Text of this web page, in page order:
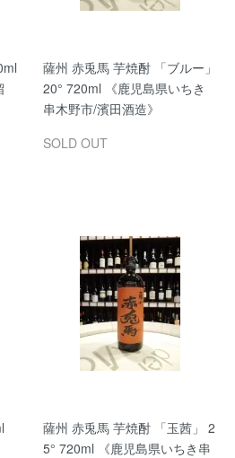
薩州 赤兎馬 芋焼酎 「ブルー」
20° 720ml 《鹿児島県いちき
串木野市/濱田酒造》
SOLD OUT
薩州 赤兎馬 芋焼酎 「玉茜」 2
5° 720ml 《鹿児島県いちき串